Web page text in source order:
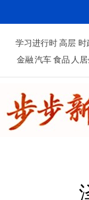
学习进行时 高层 时
金融 汽车 食品 人